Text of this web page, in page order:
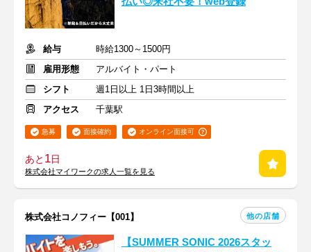
給与
時給1300～1500円
雇用形態
アルバイト・パート
シフト
週1日以上 1日3時間以上
アクセス
千葉駅
急募 面接確約 オンライン面接可
あと 1日
株式会社マイワークの求人一覧を見る
株式会社コノフィー【001】 他の店舗
【SUMMER SONIC 2026スタッ